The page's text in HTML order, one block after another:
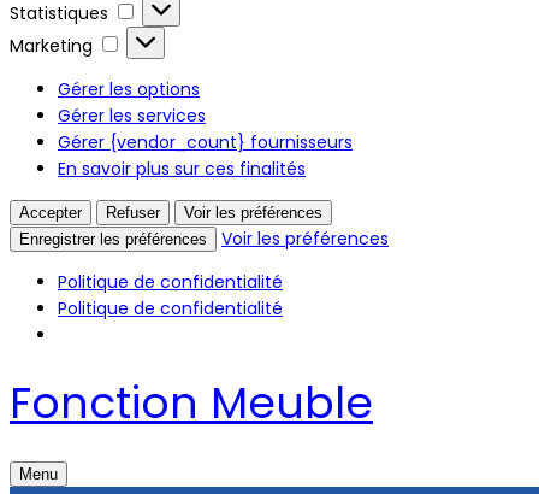
Statistiques
Marketing
Gérer les options
Gérer les services
Gérer {vendor_count} fournisseurs
En savoir plus sur ces finalités
Accepter Refuser
Voir les préférences
Enregistrer les préférences
Voir les préférences
Politique de confidentialité
Politique de confidentialité
Fonction Meuble
Menu